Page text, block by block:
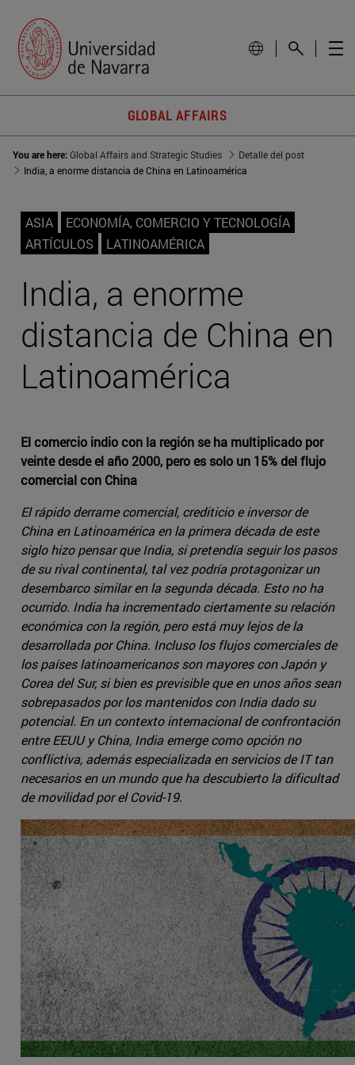
GLOBAL AFFAIRS
You are here:Global Affairs and Strategic Studies
Detalle del post
India, a enorme distancia de China en Latinoamérica
ASIA
ECONOMÍA, COMERCIO Y TECNOLOGÍA
ARTÍCULOS
LATINOAMÉRICA
India, a enorme
distancia de China en
Latinoamérica
El comercio indio con la región se ha multiplicado por
veinte desde el año 2000, pero es solo un 15% del flujo
comercial con China
El rápido derrame comercial, crediticio e inversor de
China en Latinoamérica en la primera década de este
siglo hizo pensar que India, si pretendía seguir los pasos
de su rival continental, tal vez podría protagonizar un
desembarco similar en la segunda década. Esto no ha
ocurrido. India ha incrementado ciertamente su relación
económica con la región, pero está muy lejos de la
desarrollada por China. Incluso los flujos comerciales de
los países latinoamericanos son mayores con Japón y
Corea del Sur, si bien es previsible que en unos años sean
sobrepasados por los mantenidos con India dado su
potencial. En un contexto internacional de confrontación
entre EEUU y China, India emerge como opción no
conflictiva, además especializada en servicios de IT tan
necesarios en un mundo que ha descubierto la dificultad
de movilidad por el Covid-19.